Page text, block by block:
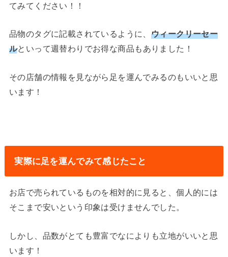
てみてください！！
品物のタグに記載されているように、 ウィークリーセー
ルといって週替わりでお得な商品もありました！
その店舗の情報を見ながら足を運んでみるのもいいと思
います！
実際に足を運んでみて感じたこと
お店で売られているものを相対的に見ると、個人的には
そこまで安いという印象は受けませんでした。
しかし、品数がとても豊富でなによりも立地がいいと思
います！